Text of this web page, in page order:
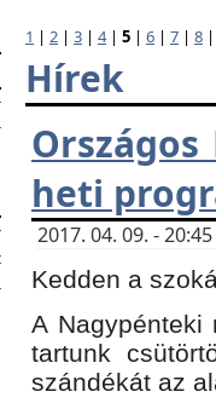
1 | 2 | 3 | 4| 5 | 6 | 7 | 8
Hírek
Országos
heti
2017. 04. 09. -
Kedden a
A Nagypénteki
tartunk
szándékát az